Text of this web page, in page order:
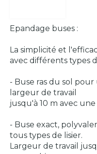
Epandage buses :
La simplicité et
avec différents types
- Buse ras du sol
largeur de travail
jusqu'à 10 m avec
- Buse exact,
tous types de lisier.
Largeur de travail